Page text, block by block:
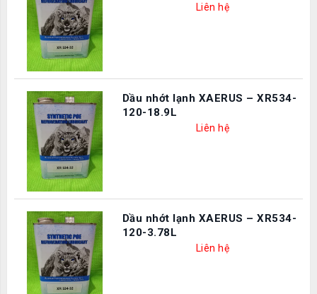
Liên hệ
Dầu nhớt lạnh XAERUS – XR534-
120-18.9L
Liên hệ
Dầu nhớt lạnh XAERUS – XR534-
120-3.78L
Liên hệ